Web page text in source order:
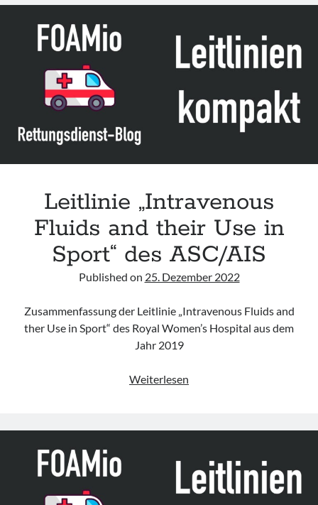
CHQ
Leitlinie „Intravenous
Fluids and their Use in
Sport“ des ASC/AIS
Published on 25. Dezember 2022
Zusammenfassung der Leitlinie „Intravenous Fluids and
ther Use in Sport“ des Royal Women’s Hospital aus dem
Jahr 2019
Weiterlesen
and
in
Sport“